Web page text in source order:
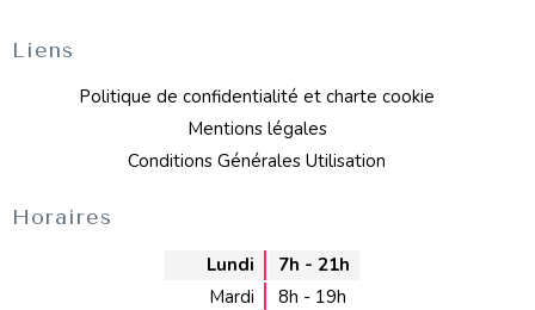
Liens
Politique de confidentialité et charte cookie
Mentions légales
Conditions Générales Utilisation
Horaires
Lundi
7h - 21h
Mardi
8h - 19h